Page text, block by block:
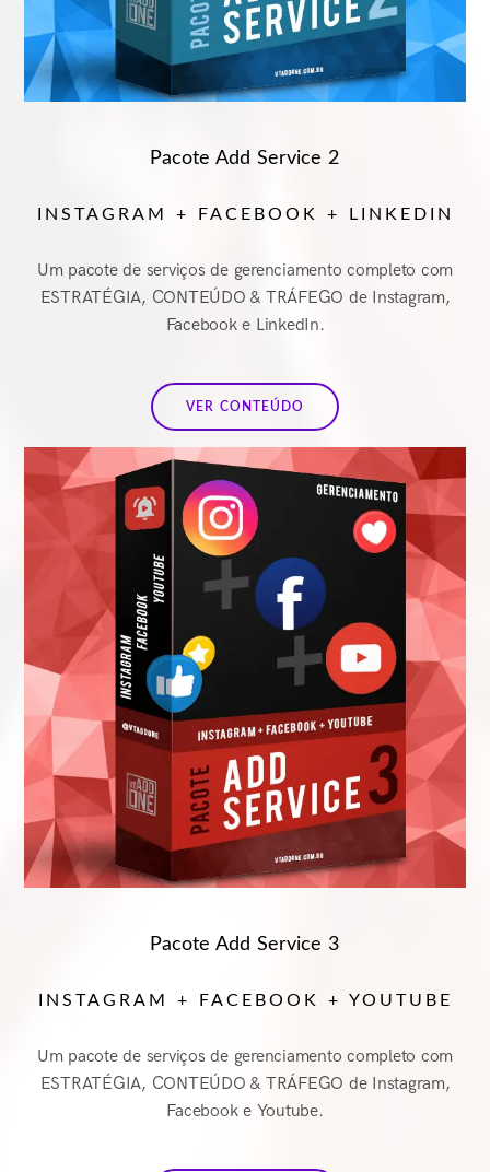
Pacote Add Service 2
INSTAGRAM + FACEBOOK + LINKEDIN
Um pacote de serviços de gerenciamento completo com
ESTRATÉGIA, CONTEÚDO & TRÁFEGO de Instagram,
Facebook e LinkedIn.
VER CONTEÚDO
Pacote Add Service 3
INSTAGRAM + FACEBOOK + YOUTUBE
Um pacote de serviços de gerenciamento completo com
ESTRATÉGIA, CONTEÚDO & TRÁFEGO de Instagram,
Facebook e Youtube.